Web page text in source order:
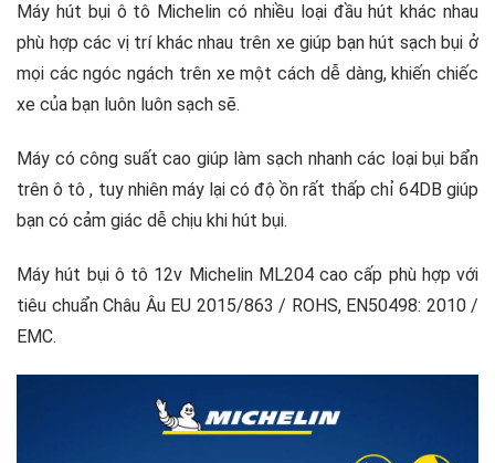
Máy hút bụi ô tô Michelin có nhiều loại đầu hút khác nhau
phù hợp các vị trí khác nhau trên xe giúp bạn hút sạch bụi ở
mọi các ngóc ngách trên xe một cách dễ dàng, khiến chiếc
xe của bạn luôn luôn sạch sẽ.
Máy có công suất cao giúp làm sạch nhanh các loại bụi bẩn
trên ô tô , tuy nhiên máy lại có độ ồn rất thấp chỉ 64DB giúp
bạn có cảm giác dễ chịu khi hút bụi.
Máy hút bụi ô tô 12v Michelin ML204 cao cấp phù hợp với
tiêu chuẩn Châu Âu EU 2015/863 / ROHS, EN50498: 2010 /
EMC.